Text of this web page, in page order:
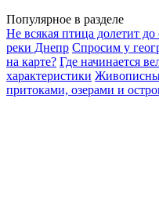
Популярное в разделе
Не всякая птица долетит
реки Днепр Спросим у
на карте? Где начинается
характеристики
притоками, озерами и